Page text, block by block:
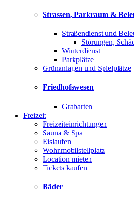
Strassen, Parkraum &
Straßendienst und
Störungen,
Winterdienst
Parkplätze
Grünanlagen und Spielplätze
Friedhofswesen
Grabarten
Freizeit
Freizeiteinrichtungen
Sauna & Spa
Eislaufen
Wohnmobilstellplatz
Location mieten
Tickets kaufen
Bäder